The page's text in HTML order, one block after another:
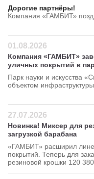
Дорогие партнёры!
Компания «ГАМБИТ»
01.08.2026
Компания «ГАМБИТ»
уличных покрытий в
Парк науки и искусства
объектом
27.07.2026
Новинка! Миксер для
загрузкой барабана
«ГАМБИТ» расширил
покрытий. Теперь для
резиновой крошки 120